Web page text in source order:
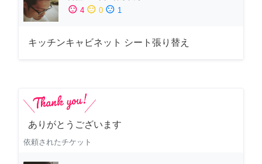
sentiment_satisfied 4 sentiment_neutral 0 sentiment_dissatisfied 1
キッチンキャビネット シート張り替え
ありがとうございます
依頼されたチケット